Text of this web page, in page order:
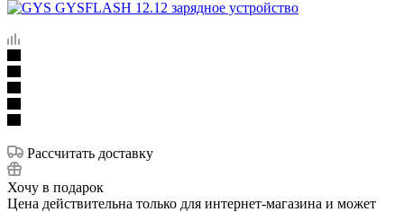
Рассчитать доставку
Хочу в подарок
Цена действительна только для интернет-магазина и может